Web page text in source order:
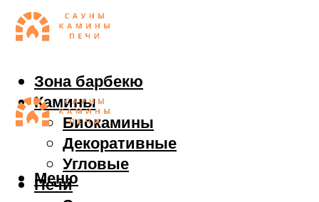
Зона барбекю
Камины
Биокамины
Декоративные
Угловые
Печи
Меню